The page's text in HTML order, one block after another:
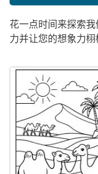
花一点时间来探索
力并让您的想象力栩